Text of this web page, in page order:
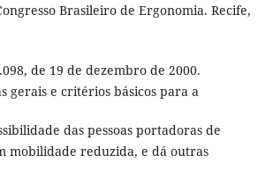
Brasileiro de Ergonomia. Recife,
de 19 de dezembro de 2000.
gerais e critérios básicos para a
das pessoas portadoras de
mobilidade reduzida, e dá outras